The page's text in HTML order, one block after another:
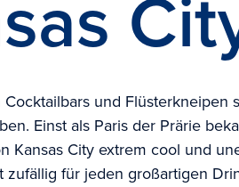
und Flüsterkneipen
Einst als Paris der Prärie
Kansas City extrem cool und
zufällig für jeden großartigen